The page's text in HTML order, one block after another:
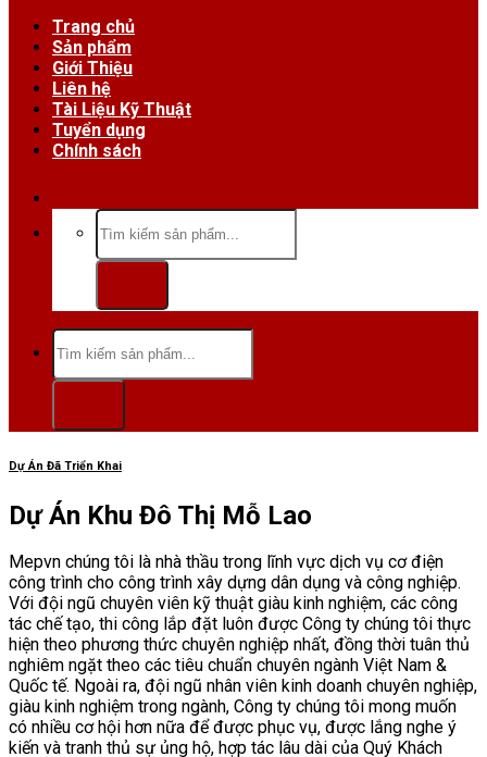
Trang chủ
Sản phẩm
Giới Thiệu
Liên hệ
Tài Liệu Kỹ Thuật
Tuyển dụng
Chính sách
Tìm
kiếm:
Tìm
kiếm:
Dự Án Đã Triển Khai
Dự Án Khu Đô Thị Mỗ Lao
Mepvn chúng tôi là nhà thầu trong lĩnh vực dịch vụ cơ điện
công trình cho công trình xây dựng dân dụng và công nghiệp.
Với đội ngũ chuyên viên kỹ thuật giàu kinh nghiệm, các công
tác chế tạo, thi công lắp đặt luôn được Công ty chúng tôi thực
hiện theo phương thức chuyên nghiệp nhất, đồng thời tuân thủ
nghiêm ngặt theo các tiêu chuẩn chuyên ngành Việt Nam &
Quốc tế. Ngoài ra, đội ngũ nhân viên kinh doanh chuyên nghiệp,
giàu kinh nghiệm trong ngành, Công ty chúng tôi mong muốn
có nhiều cơ hội hơn nữa để được phục vụ, được lắng nghe ý
kiến và tranh thủ sự ủng hộ, hợp tác lâu dài của Quý Khách